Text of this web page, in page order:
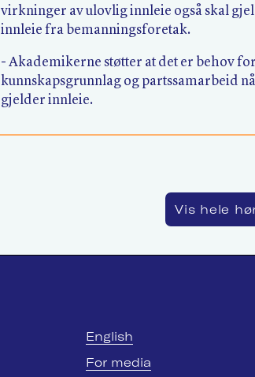
virkninger av ulovlig innleie også skal
innleie fra bemanningsforetak.
- Akademikerne støtter at det er behov
kunnskapsgrunnlag og partssamarbeid
gjelder innleie.
Vis hele
English
For media